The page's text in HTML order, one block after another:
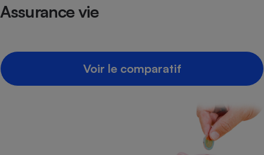
Assurance vie
Voir le comparatifCafetière à expressos